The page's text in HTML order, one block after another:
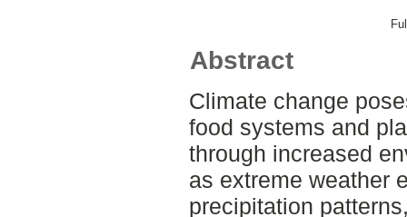
Abstract
Climate change
food systems and
through increased
as extreme weather
precipitation